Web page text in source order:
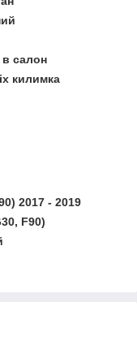
салон
килимка
2017 - 2019
F90)